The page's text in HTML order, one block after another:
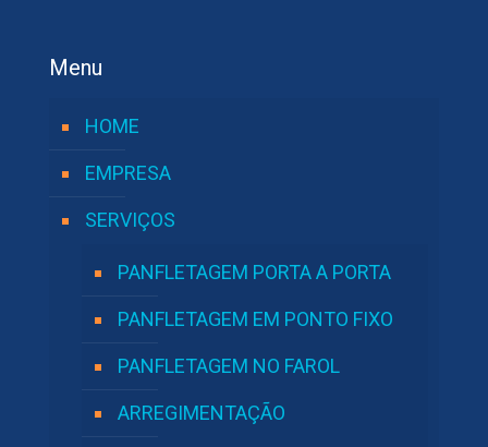
Menu
HOME
EMPRESA
SERVIÇOS
PANFLETAGEM PORTA A PORTA
PANFLETAGEM EM PONTO FIXO
PANFLETAGEM NO FAROL
ARREGIMENTAÇÃO